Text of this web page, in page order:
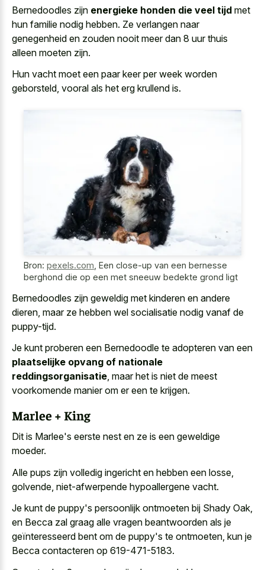
Bernedoodles zijn energieke honden die veel tijd met
hun familie nodig hebben. Ze verlangen naar
genegenheid en zouden nooit meer dan 8 uur thuis
alleen moeten zijn.
Hun vacht moet een paar keer per week worden
geborsteld, vooral als het erg krullend is.
Bron: pexels.com Een close-up van een bernesse
berghond die op een met sneeuw bedekte grond ligt
Bernedoodles zijn geweldig met kinderen en andere
dieren, maar ze hebben wel socialisatie nodig vanaf de
puppy-tijd.
Je kunt proberen een Bernedoodle te adopteren van een
plaatselijke opvang of nationale
reddingsorganisatie, maar het is niet de meest
voorkomende manier om er een te krijgen.
Marlee + King
Dit is Marlee's eerste nest en ze is een geweldige
moeder.
Alle pups zijn volledig ingericht en hebben een losse,
golvende, niet-afwerpende hypoallergene vacht.
Je kunt de puppy's persoonlijk ontmoeten bij Shady Oak,
en Becca zal graag alle vragen beantwoorden als je
geïnteresseerd bent om de puppy's te ontmoeten, kun je
Becca contacteren op 619-471-5183.